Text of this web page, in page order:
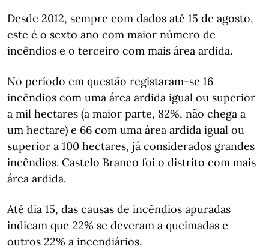
Desde 2012, sempre com dados até 15 de agosto,
este é o sexto ano com maior número de
incêndios e o terceiro com mais área ardida.
No período em questão registaram-se 16
incêndios com uma área ardida igual ou superior
a mil hectares (a maior parte, 82%, não chega a
um hectare) e 66 com uma área ardida igual ou
superior a 100 hectares, já considerados grandes
incêndios. Castelo Branco foi o distrito com mais
área ardida.
Até dia 15, das causas de incêndios apuradas
indicam que 22% se deveram a queimadas e
outros 22% a incendiários.